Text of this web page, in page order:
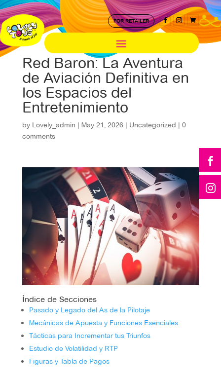
FOR RETAILER   


Red Baron: La Aventura
de Aviación Definitiva en
los Espacios del
Entretenimiento
by Lovely_admin | May 21, 2026| Uncategorized | 0
comments
Índice de Secciones
Pasado y Legado del As de la Pilotaje
Mecánicas de Apuesta y Funciones Esenciales
Tácticas para Incrementar tus Triunfos
Estudio de Volatilidad y RTP
Figuras y Tabla de Pagos